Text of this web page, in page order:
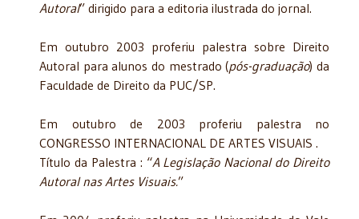
Autoral” dirigido para a editoria ilustrada do jornal.
Em outubro 2003 proferiu palestra sobre Direito
Autoral para alunos do mestrado (pós-graduação) da
Faculdade de Direito da PUC/SP.
Em outubro de 2003 proferiu palestra no
CONGRESSO INTERNACIONAL DE ARTES VISUAIS .
Título da Palestra : “A Legislação Nacional do Direito
Autoral nas Artes Visuais.”